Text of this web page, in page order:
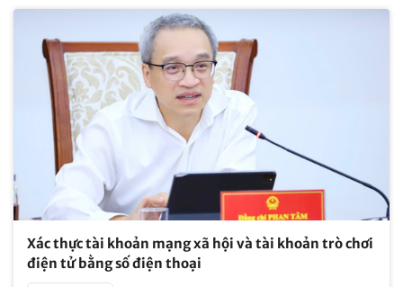
Xác thực tài khoản mạng xã hội và tài khoản trò chơi
điện tử bằng số điện thoại